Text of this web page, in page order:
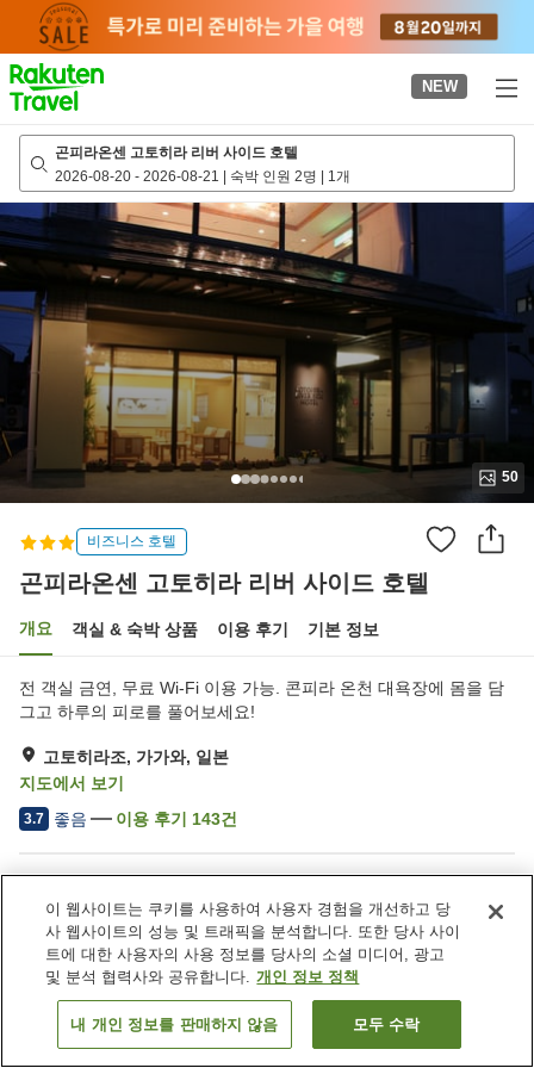
page
NEW
곤피라온센 고토히라 리버 사이드 호텔
2026-08-20 - 2026-08-21 | 숙박 인원 2명 | 1개
50
비즈니스 호텔
곤피라온센 고토히라 리버 사이드 호텔
개요 객실 & 숙박 상품 이용 후기 기본 정보
전 객실 금연, 무료 Wi-Fi 이용 가능. 콘피라 온천 대욕장에 몸을 담
그고 하루의 피로를 풀어보세요!
고토히라조, 가가와, 일본
지도에서 보기
3.7 좋음 이용 후기 143건
주차장
레스토랑
카페
자동판매기
일본 가가와
고토히라조
곤피라온센 고토히라 리버 사이드 호텔
객실 보기
이 웹사이트는 쿠키를 사용하여 사용자 경험을 개선하고 당
사 웹사이트의 성능 및 트래픽을 분석합니다. 또한 당사 사이
트에 대한 사용자의 사용 정보를 당사의 소셜 미디어, 광고
및 분석 협력사와 공유합니다. 개인 정보 정책
내 개인 정보를 판매하지 않음 모두 수락